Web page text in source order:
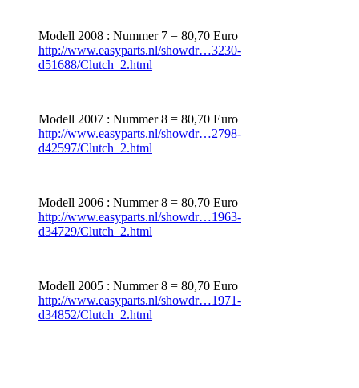
Modell 2008 : Nummer 7 = 80,70 Euro
http://www.easyparts.nl/showdr…3230-
d51688/Clutch_2.html
Modell 2007 : Nummer 8 = 80,70 Euro
http://www.easyparts.nl/showdr…2798-
d42597/Clutch_2.html
Modell 2006 : Nummer 8 = 80,70 Euro
http://www.easyparts.nl/showdr…1963-
d34729/Clutch_2.html
Modell 2005 : Nummer 8 = 80,70 Euro
http://www.easyparts.nl/showdr…1971-
d34852/Clutch_2.html